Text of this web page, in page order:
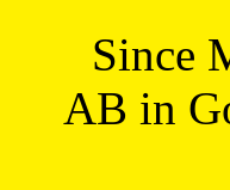
Since
AB in